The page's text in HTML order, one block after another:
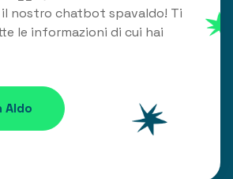
il nostro chatbot spavaldo! Ti
le informazioni di cui hai
Aldo